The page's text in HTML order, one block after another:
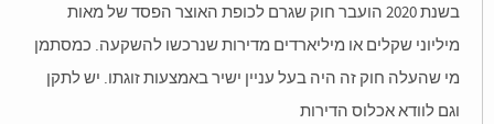
בשנת 2020 הועבר חוק שגרם לכופת האוצר הפסד של מאות
מיליוני שקלים או מיליארדים מדירות שנרכשו להשקעה. כמסתמן
מי שהעלה חוק זה היה בעל עניין ישיר באמצעות זוגתו. יש לתקן
וגם לוודא אכלוס הדירות